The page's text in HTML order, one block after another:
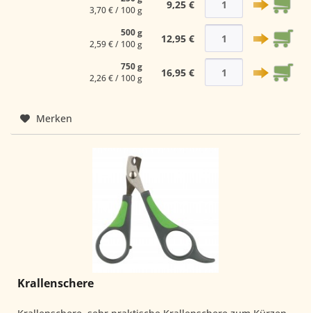
3,70 € / 100 g
9,25 €
500 g
2,59 € / 100 g
12,95 €
750 g
2,26 € / 100 g
16,95 €
Merken
Krallenschere